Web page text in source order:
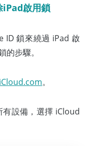
啟用鎖
ID 鎖來繞過 iPad 啟
步驟。
。
設備，選擇 iCloud